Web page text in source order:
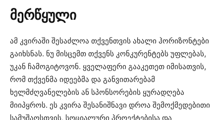
მერწყული
ამ კვირაში შესაძლოა თქვენთვის ახალი ჰორიზონტები
გაიხსნას. ნუ მისცემთ თქვენს კონკურენტებს უფლებას,
უკან ჩამოგიტოვონ. ყველაფერი გააკეთეთ იმისათვის,
რომ თქვენმა იდეებმა და განვითარებამ
ხელმძღვანელების ან სპონსორების ყურადღება
მიიპყროს. ეს კვირა შესანიშნავი დროა შემოქმედებითი
სამუშაოსთვის, სოციალური პროექტებისა და